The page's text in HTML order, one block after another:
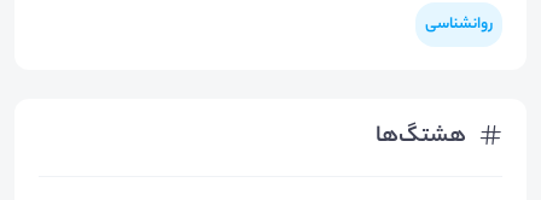
روانشناسی
هشتگ‌ها